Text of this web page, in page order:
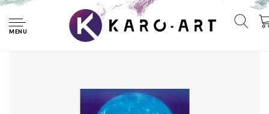
MENU
Poster- ET, the Extra Terrestrial 1982, Originele Filmposter,
Premium Print, Professioneel Fotopapier